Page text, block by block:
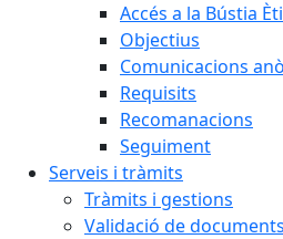
Accés a la Bústia
Objectius
Comunicacions
Requisits
Recomanacions
Seguiment
Serveis i tràmits
Tràmits i gestions
Validació de documents